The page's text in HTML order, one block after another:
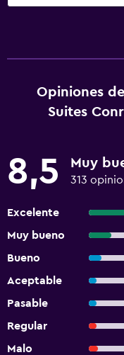
Opiniones
Suites
8,5 Muy
313
Excelente
Muy bueno
Bueno
Aceptable
Pasable
Regular
Malo